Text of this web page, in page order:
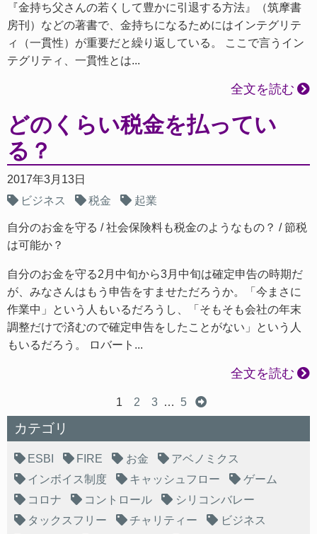
『金持ち父さんの若くして豊かに引退する方法』（筑摩書
房刊）などの著書で、金持ちになるためにはインテグリテ
ィ（一貫性）が重要だと繰り返している。 ここで言うイン
テグリティ、一貫性とは...
全文を読む
どのくらい税金を払ってい
る？
2017年3月13日
ビジネス
税金 起業
自分のお金を守る 社会保険料も税金のようなもの？
節税
は可能か？
自分のお金を守る2月中旬から3月中旬は確定申告の時期だ
が、みなさんはもう申告をすませただろうか。「今まさに
作業中」という人もいるだろうし、「そもそも会社の年末
調整だけで済むので確定申告をしたことがない」という人
もいるだろう。 ロバート...
全文を読む
1 2 3 … 5
カテゴリ
ESBI FIRE お金
アベノミクス
インボイス制度
キャッシュフロー
ゲーム
コロナ
コントロール
シリコンバレー
タックスフリー
チャリティー
ビジネス